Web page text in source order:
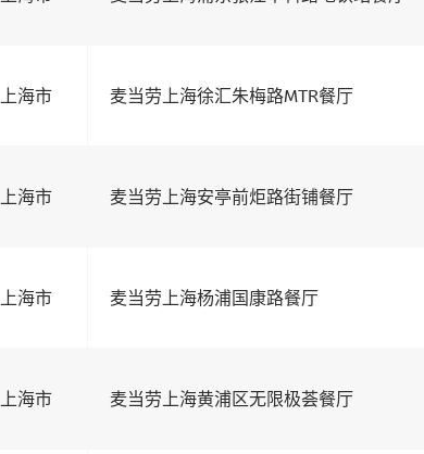
上海市 麦当劳上海徐汇朱梅路MTR餐厅
上海市 麦当劳上海安亭前炬路街铺餐厅
上海市 麦当劳上海杨浦国康路餐厅
上海市 麦当劳上海黄浦区无限极荟餐厅